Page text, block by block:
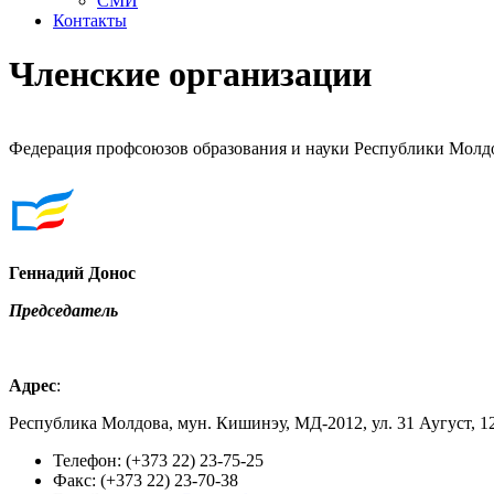
Контакты
Членские организации
Федерация профсоюзов образования и науки Республики
Геннадий Донос
Председатель
Адрес:
Республика Молдова, мун. Кишинэу, МД-2012, ул. 31 Аугуст,
Телефон: (+373 22) 23-75-25
Факс: (+373 22) 23-70-38